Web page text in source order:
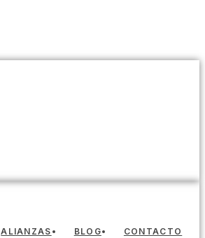
ALIANZAS BLOG CONTACTO